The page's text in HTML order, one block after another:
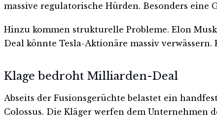
massive regulatorische Hürden. Besonders
Hinzu kommen strukturelle Probleme. Elon
Deal könnte Tesla-Aktionäre massiv
Klage bedroht Milliarden-Deal
Abseits der Fusionsgerüchte belastet ein
Colossus. Die Kläger werfen dem